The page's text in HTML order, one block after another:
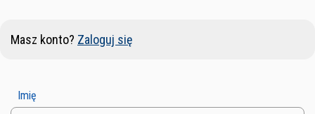
Masz konto? Zaloguj się
Imię